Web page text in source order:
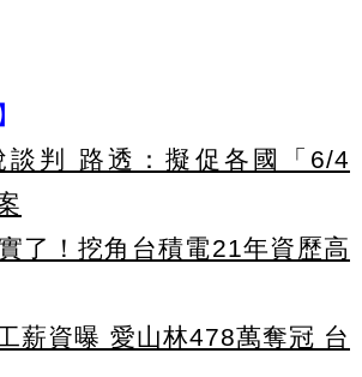
談判 路透：擬促各國「6/4
了！挖角台積電21年資歷高
薪資曝 愛山林478萬奪冠 台